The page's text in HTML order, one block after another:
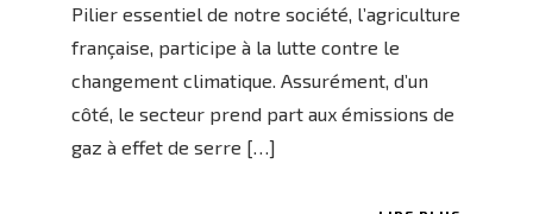
Pilier essentiel de notre société, l’agriculture
française, participe à la lutte contre le
changement climatique. Assurément, d’un
côté, le secteur prend part aux émissions de
gaz à effet de serre […]